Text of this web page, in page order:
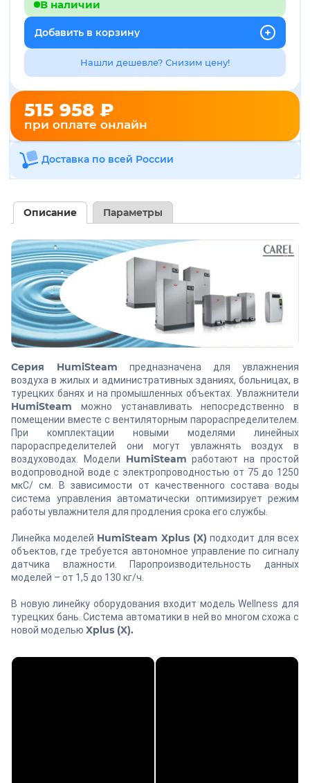
В наличии
Добавить в корзину
Нашли дешевле? Снизим цену!
515 958 ₽
при оплате онлайн
Доставка по всей России
Описание Параметры
Серия HumiSteam предназначена для увлажнения
воздуха в жилых и административных зданиях, больницах, в
турецких банях и на промышленных объектах. Увлажнители
HumiSteam можно устанавливать непосредственно в
помещении вместе с вентиляторным парораспределителем.
При комплектации новыми моделями линейных
парораспределителей они могут увлажнять воздух в
воздуховодах. Модели HumiSteam работают на простой
водопроводной воде с электропроводностью от 75 до 1250
мкС/ см. В зависимости от качественного состава воды
система управления автоматически оптимизирует режим
работы увлажнителя для продления срока его службы.
Линейка моделей HumiSteam Xplus (X) подходит для всех
объектов, где требуется автономное управление по сигналу
датчика влажности. Паропроизводительность данных
моделей – от 1,5 до 130 кг/ч.
В новую линейку оборудования входит модель Wellness для
турецких бань. Система автоматики в ней во многом схожа с
новой моделью Xplus (X).